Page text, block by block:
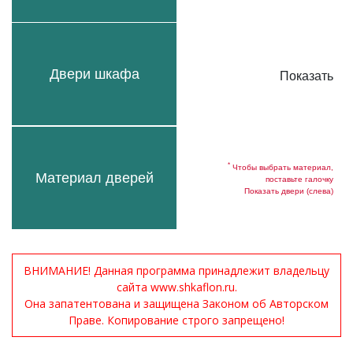
Двери шкафа
Материал дверей
Показать
* Чтобы выбрать материал,
поставьте галочку
Показать двери (слева)
ВНИМАНИЕ! Данная программа принадлежит владельцу
сайта www.shkaflon.ru.
Она запатентована и защищена Законом об Авторском
Праве. Копирование строго запрещено!